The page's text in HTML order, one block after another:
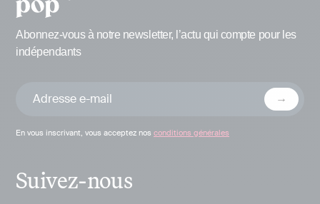
Abonnez-vous à notre newsletter, l’actu qui compte pour les
indépendants
En vous inscrivant, vous acceptez nos conditions générales
Suivez-nous